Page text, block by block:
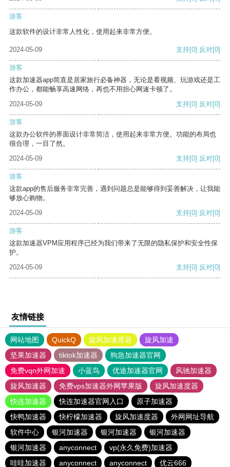
游客
这款软件的设计非常人性化，使用起来非常方便。
2024-05-09 支持[0] 反对[0]
游客
这款加速器app简直是居家旅行必备神器，无论是看视频、玩游戏还是工
作办公，都能畅享高速网络，再也不用担心网速卡顿了。
2024-05-09
支持[0] 反对[0]
游客
这款办公软件的界面设计非常简洁，使用起来非常方便。功能的布局也
很合理，一目了然。
2024-05-09
支持[0] 反对[0]
游客
这款app的售后服务非常完善，遇到问题总是能够得到妥善解决，让我能
够放心购物。
2024-05-09
支持[0] 反对[0]
游客
这款加速器VPM应用程序已经为我们带来了无限的隐私保护和安全性保
护。
2024-05-09
支持[0] 反对[0]
友情链接
网站地图 QuickQ 旋风加速度器
旋风加速
坚果加速器
tiktok加速器
狗急加速器官网
免费vqn外网加速
小蓝鸟 优途加速器官网
风驰加速器
旋风加速器
免费vps加速器外网苹果版
旋风加速度器
快连加速器
快连加速器官网入口
原子加速器
快鸭加速器
快柠檬加速器 旋风加速度器
外网网址导航
软件中心
银河加速器 银河加速器
银河加速器
银河加速器
anyconnect
vp(永久免费)加速器
哇哇加速器
anyconnect anyconnect 优云666